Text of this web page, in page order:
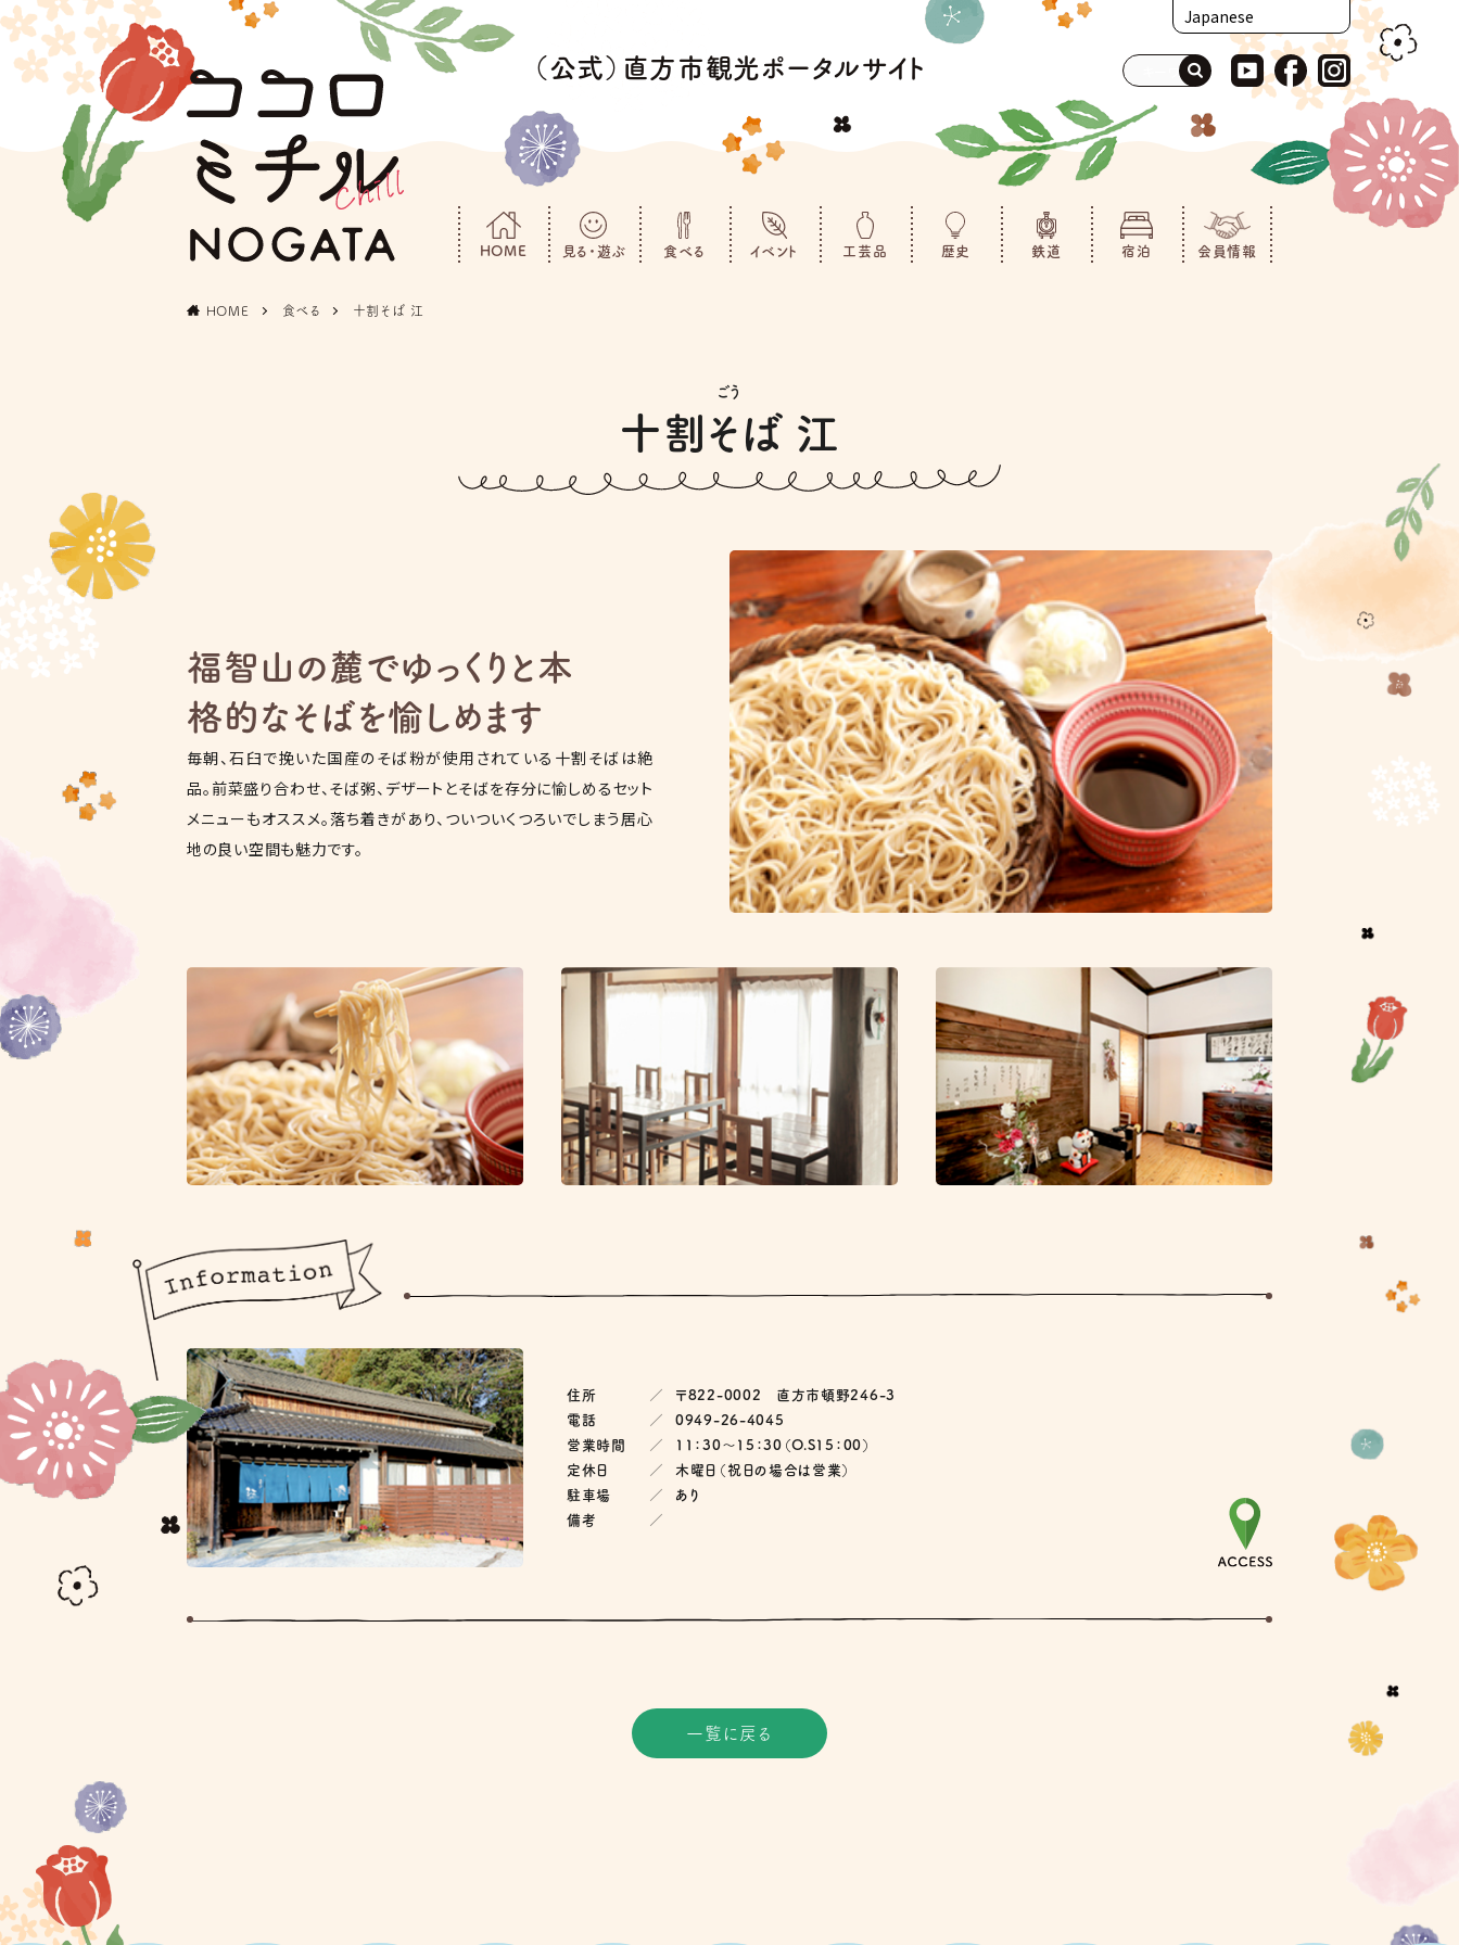
（公式）直方市観光ポータルサイト
HOME 見る・遊ぶ 食べる イベント 工芸品 歴史 鉄道 宿泊 会員情報
HOME 食べる 十割そば 江
ごう
十割そば 江
福智山の麓でゆっくりと本
格的なそばを愉しめます
毎朝、石臼で挽いた国産のそば粉が使用されている十割そばは絶
品。前菜盛り合わせ、そば粥、デザートとそばを存分に愉しめるセット
メニューもオススメ。落ち着きがあり、ついついくつろいでしまう居心
地の良い空間も魅力です。
住所
〒822-0002 直方市頓野246-3
電話
0949-26-4045
営業時間
11：30～15：30（O.S15：00）
定休日
木曜日（祝日の場合は営業）
駐車場
あり
備考
一覧に戻る